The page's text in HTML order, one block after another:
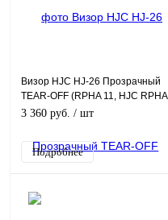
Визор HJC HJ-26 Прозрачный
TEAR-OFF (RPHA 11, HJC RPHA
11 Carbon)
3 360 руб. / шт
Подробнее